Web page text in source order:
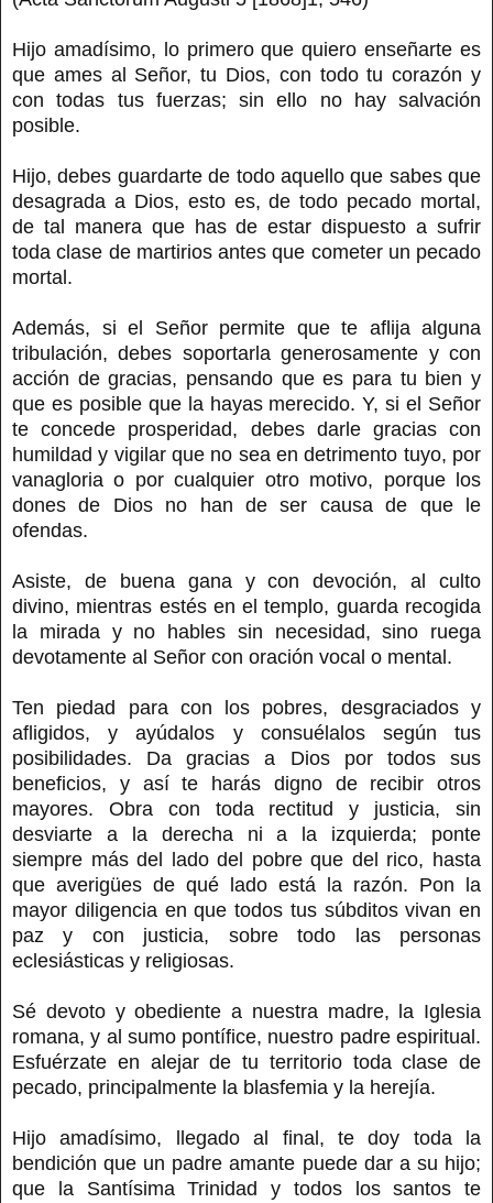
Hijo amadísimo, lo primero que quiero enseñarte es
que ames al Señor, tu Dios, con todo tu corazón y
con todas tus fuerzas; sin ello no hay salvación
posible.
Hijo, debes guardarte de todo aquello que sabes que
desagrada a Dios, esto es, de todo pecado mortal,
de tal manera que has de estar dispuesto a sufrir
toda clase de martirios antes que cometer un pecado
mortal.
Además, si el Señor permite que te aflija alguna
tribulación, debes soportarla generosamente y con
acción de gracias, pensando que es para tu bien y
que es posible que la hayas merecido. Y, si el Señor
te concede prosperidad, debes darle gracias con
humildad y vigilar que no sea en detrimento tuyo, por
vanagloria o por cualquier otro motivo, porque los
dones de Dios no han de ser causa de que le
ofendas.
Asiste, de buena gana y con devoción, al culto
divino, mientras estés en el templo, guarda recogida
la mirada y no hables sin necesidad, sino ruega
devotamente al Señor con oración vocal o mental.
Ten piedad para con los pobres, desgraciados y
afligidos, y ayúdalos y consuélalos según tus
posibilidades. Da gracias a Dios por todos sus
beneficios, y así te harás digno de recibir otros
mayores. Obra con toda rectitud y justicia, sin
desviarte a la derecha ni a la izquierda; ponte
siempre más del lado del pobre que del rico, hasta
que averigües de qué lado está la razón. Pon la
mayor diligencia en que todos tus súbditos vivan en
paz y con justicia, sobre todo las personas
eclesiásticas y religiosas.
Sé devoto y obediente a nuestra madre, la Iglesia
romana, y al sumo pontífice, nuestro padre espiritual.
Esfuérzate en alejar de tu territorio toda clase de
pecado, principalmente la blasfemia y la herejía.
Hijo amadísimo, llegado al final, te doy toda la
bendición que un padre amante puede dar a su hijo;
que la Santísima Trinidad y todos los santos te